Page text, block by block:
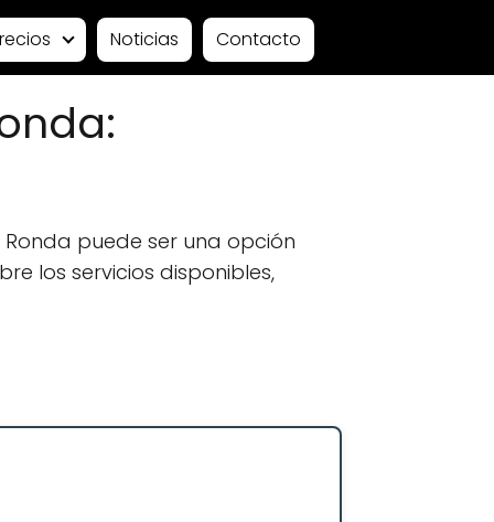
Noticias Contacto
puede ser una opción
los servicios disponibles,